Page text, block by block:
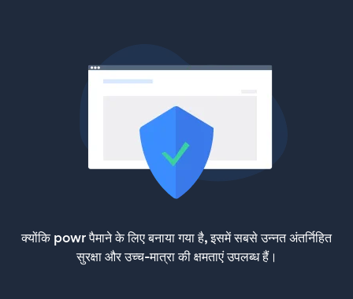
क्योंकि powr पैमाने के लिए बनाया गया है, इसमें सबसे उन्नत अंतर्निहित
सुरक्षा और उच्च-मात्रा की क्षमताएं उपलब्ध हैं।